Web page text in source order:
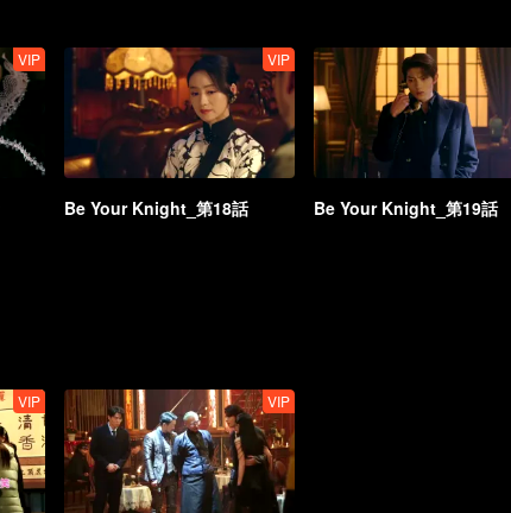
VIP VIP
Be Your Knight_第18話 Be Your Knight_第19話
VIP VIP